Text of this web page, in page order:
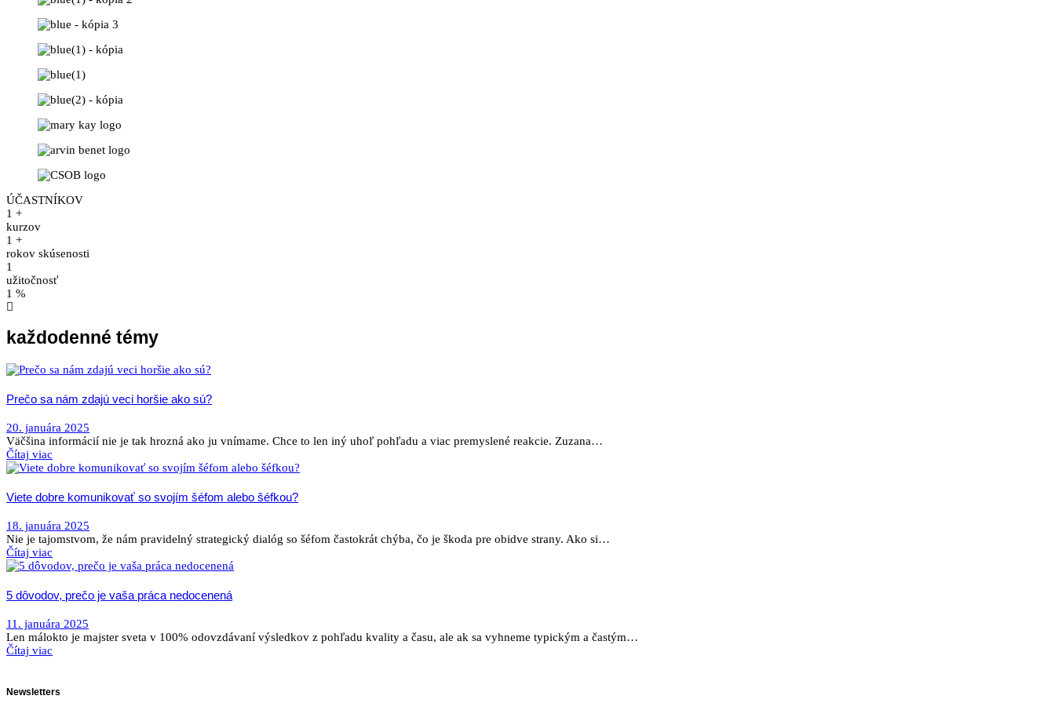
ÚČASTNÍKOV
1 +
kurzov​
1 +
rokov skúsenosti
1
užitočnosť​
1 %
každodenné témy
Prečo sa nám zdajú veci horšie ako sú?
20. januára 2025
Väčšina informácií nie je tak hrozná ako ju vnímame. Chce to len iný uhoľ pohľadu a viac premyslené reakcie. Zuzana…
Čítaj viac
Viete dobre komunikovať so svojím šéfom alebo šéfkou?
18. januára 2025
Nie je tajomstvom, že nám pravidelný strategický dialóg so šéfom častokrát chýba, čo je škoda pre obidve strany. Ako si…
Čítaj viac
5 dôvodov, prečo je vaša práca nedocenená
11. januára 2025
Len málokto je majster sveta v 100% odovzdávaní výsledkov z pohľadu kvality a času, ale ak sa vyhneme typickým a častým…
Čítaj viac
Newsletters